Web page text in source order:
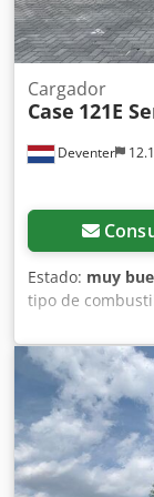
Deventer
Cargador
Case 121E
Estado: muy
tipo de
adicionales = -
Notas =
– Año de
funcionamiento
modelo 3, año
encuentra en
funcionamiento.